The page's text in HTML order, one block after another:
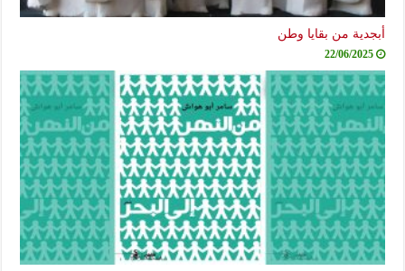
من بقايا وطن
22/06/